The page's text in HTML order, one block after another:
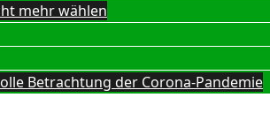
mehr wählen
Betrachtung der Corona-Pandemie